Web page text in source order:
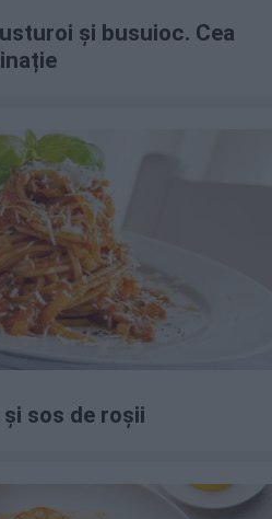
și busuioc. Cea
sos de roșii